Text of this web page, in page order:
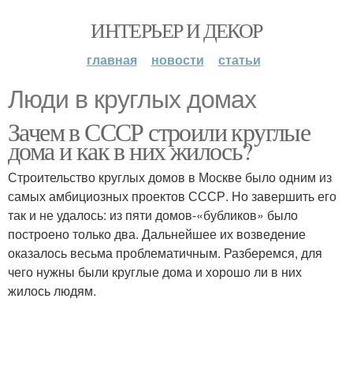
ИНТЕРЬЕР И ДЕКОР
главная новости статьи
Люди в круглых домах
Зачем в СССР строили круглые
дома и как в них жилось?
Строительство круглых домов в Москве было одним из
самых амбициозных проектов СССР. Но завершить его
так и не удалось: из пяти домов-«бубликов» было
построено только два. Дальнейшее их возведение
оказалось весьма проблематичным. Разберемся, для
чего нужны были круглые дома и хорошо ли в них
жилось людям.